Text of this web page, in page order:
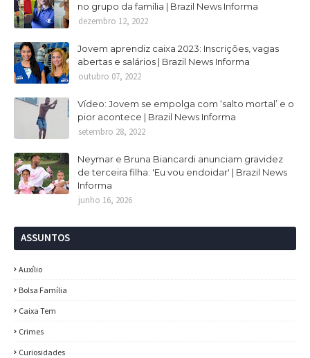
no grupo da família | Brazil News Informa
dezembro 12, 2022
Jovem aprendiz caixa 2023: Inscrições, vagas
abertas e salários | Brazil News Informa
outubro 07, 2022
Vídeo: Jovem se empolga com ‘salto mortal’ e o
pior acontece | Brazil News Informa
setembro 28, 2022
Neymar e Bruna Biancardi anunciam gravidez
de terceira filha: 'Eu vou endoidar' | Brazil News
Informa
junho 16, 2026
ASSUNTOS
Auxílio
Bolsa Família
Caixa Tem
Crimes
Curiosidades